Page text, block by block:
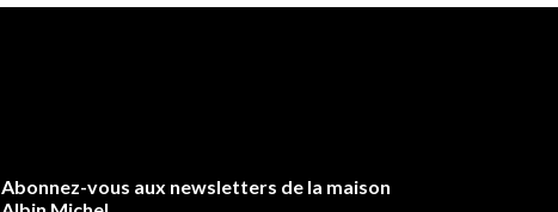
Abonnez-vous aux newsletters de la maison